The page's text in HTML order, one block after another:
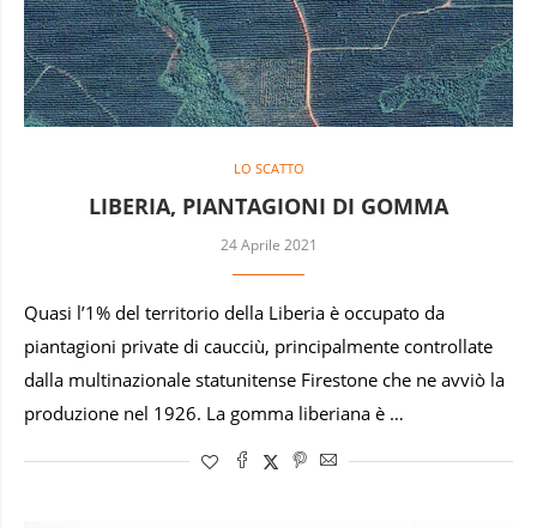
LO SCATTO
LIBERIA, PIANTAGIONI DI GOMMA
24 Aprile 2021
Quasi l’1% del territorio della Liberia è occupato da
piantagioni private di caucciù, principalmente controllate
dalla multinazionale statunitense Firestone che ne avviò la
produzione nel 1926. La gomma liberiana è …